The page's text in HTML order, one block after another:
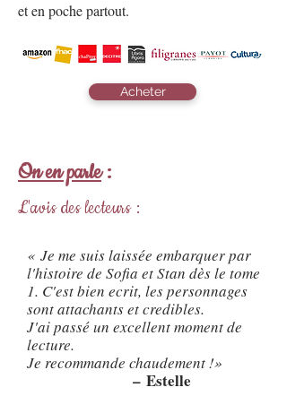
et en poche partout.
Acheter
On en parle:
L'avis des lecteurs :
« Je me suis laissée embarquer par
l'histoire de Sofia et Stan dès le tome
1. C'est bien ecrit, les personnages
sont attachants et credibles.
J'ai passé un excellent moment de
lecture.
Je recommande chaudement !»
– Estelle